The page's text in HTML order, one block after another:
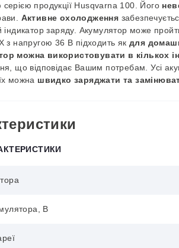
продукції Husqvarna 100. Його
Активне охолодження
індикатор заряду. Акумулятор може
з напругою 36 В підходить як для
можна використовувати в кількох
що відповідає Вашим потребам. Усі
можна швидко заряджати та
В